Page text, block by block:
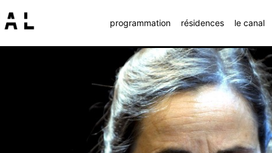
programmation résidences le canal